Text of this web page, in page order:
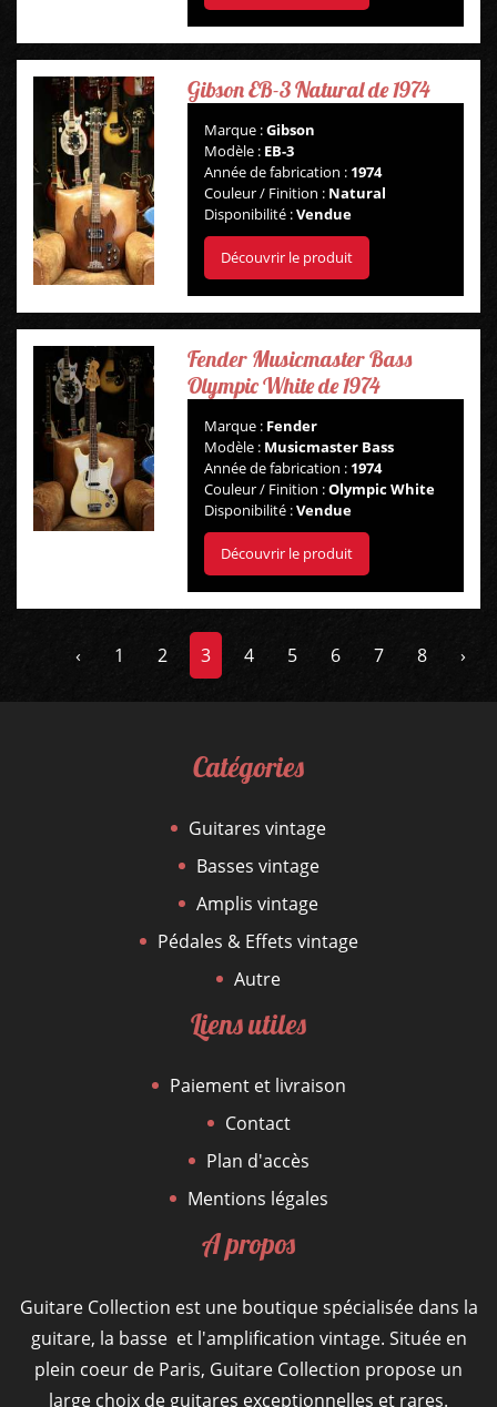
Gibson EB-3 Natural de 1974
Marque :Gibson
Modèle : EB-3
Année de fabrication : 1974
Couleur / Finition : Natural
Disponibilité :Vendue
Découvrir le produit
Fender Musicmaster Bass
Olympic White de 1974
Marque : Fender
Modèle : Musicmaster Bass
Année de fabrication : 1974
Couleur / Finition :Olympic White
Disponibilité :Vendue
Découvrir le produit
‹ 1 2 3 4 5 6 7 8 ›
Catégories
Guitares vintage
Basses vintage
Amplis vintage
Pédales & Effets vintage
Autre
Liens utiles
Paiement et livraison
Contact
Plan d'accès
Mentions légales
A propos
Guitare Collection est une boutique spécialisée dans la
guitare, la basse et l'amplification vintage. Située en
plein coeur de Paris, Guitare Collection propose un
large choix de guitares exceptionnelles et rares.